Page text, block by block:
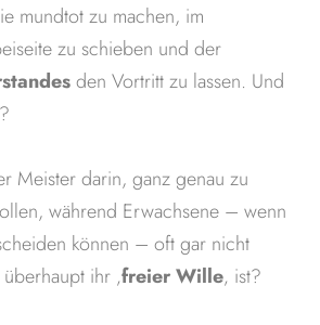
mundtot zu machen, im
zu schieben und der
den Vortritt zu lassen. Und
Meister darin, ganz genau zu
während Erwachsene – wenn
können – oft gar nicht
ihr ‚freier Wille‚ ist?